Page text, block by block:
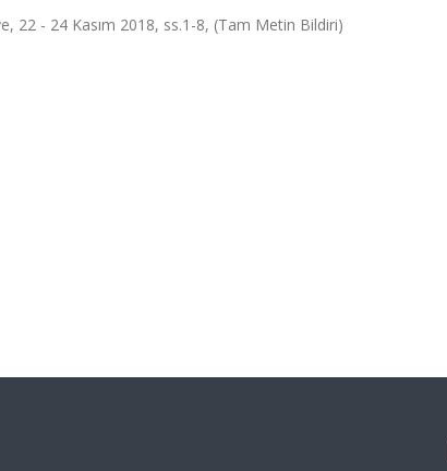
22 - 24 Kasım 2018, ss.1-8, (Tam Metin Bildiri)